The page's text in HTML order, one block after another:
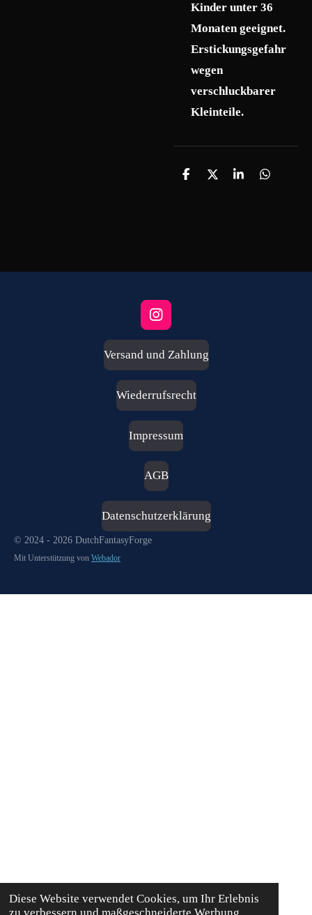
Diese Website verwendet Cookies, um Ihr Erlebnis
Kinder unter 36
Monaten geeignet.
Erstickungsgefahr
wegen
verschluckbarer
Kleinteile.
T
T
T
T
I
n
t
g
a
m
Versand und Zahlung
Wiederrufsrecht
Impressum
AGB
Datenschutzerklärung
© 2024 - 2026 DutchFantasyForge
Mit Unterstützung von Webador